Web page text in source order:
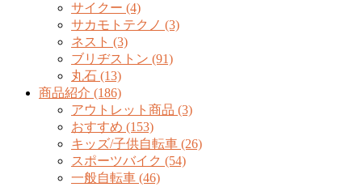
サイクー (4)
サカモトテクノ (3)
ネスト (3)
ブリヂストン (91)
丸石 (13)
商品紹介 (186)
アウトレット商品 (3)
おすすめ (153)
キッズ/子供自転車 (26)
スポーツバイク (54)
一般自転車 (46)